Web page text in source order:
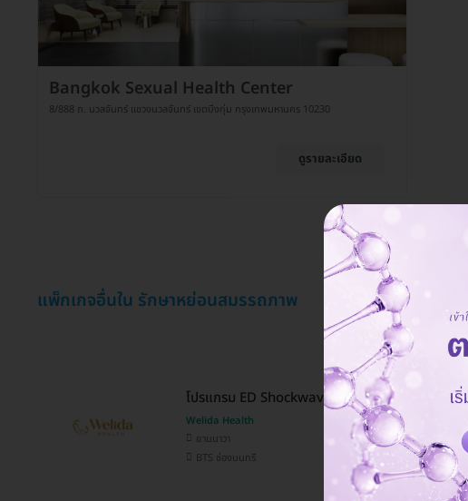
Bangkok Sexual Health Center
8/888 ถ. นวลจันทร์ แขวงนวลจันทร์ เขตบึงกุ่ม กรุงเทพมหานคร 10230
ดูรายละเอียด
แพ็กเกจอื่นใน รักษาหย่อนสมรรถภาพ
โปรแกรม ED Shockwave ฟื้นฟูสมรรถภาพเพศชาย
Welida Health
ยานนาวา
BTS ช่องนนทรี